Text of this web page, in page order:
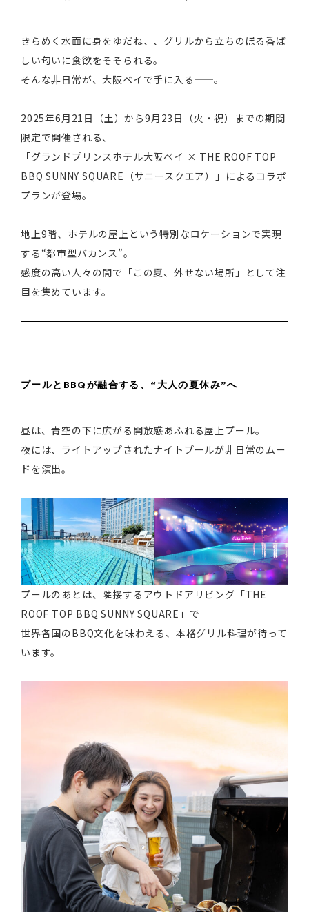
きらめく水面に身をゆだね、、グリルから立ちのぼる香ば
しい匂いに食欲をそそられる。
そんな非日常が、大阪ベイで手に入る——。
2025年6月21日（土）から9月23日（火・祝）までの期間
限定で開催される、
「グランドプリンスホテル大阪ベイ × THE ROOF TOP
BBQ SUNNY SQUARE（サニースクエア）」によるコラボ
プランが登場。
地上9階、ホテルの屋上という特別なロケーションで実現
する“都市型バカンス”。
感度の高い人々の間で「この夏、外せない場所」として注
目を集めています。
プールとBBQが融合する、“大人の夏休み”へ
昼は、青空の下に広がる開放感あふれる屋上プール。
夜には、ライトアップされたナイトプールが非日常のムー
ドを演出。
プールのあとは、隣接するアウトドアリビング「THE
ROOF TOP BBQ SUNNY SQUARE」で
世界各国のBBQ文化を味わえる、本格グリル料理が待って
います。